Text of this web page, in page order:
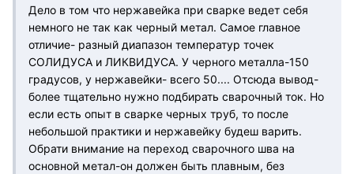
Дело в том что нержавейка при сварке ведет себя
немного не так как черный метал. Самое главное
отличие- разный диапазон температур точек
СОЛИДУСА и ЛИКВИДУСА. У черного металла-150
градусов, у нержавейки- всего 50.... Отсюда вывод-
более тщательно нужно подбирать сварочный ток. Но
если есть опыт в сварке черных труб, то после
небольшой практики и нержавейку будеш варить.
Обрати внимание на переход сварочного шва на
основной метал-он должен быть плавным, без